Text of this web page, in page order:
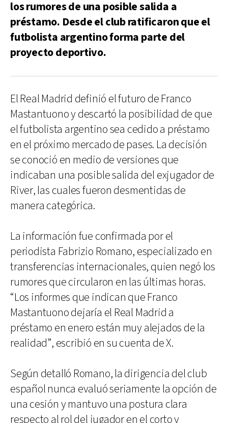
los rumores de una posible salida a
préstamo. Desde el club ratificaron que el
futbolista argentino forma parte del
proyecto deportivo.
El Real Madrid definió el futuro de Franco
Mastantuono y descartó la posibilidad de que
el futbolista argentino sea cedido a préstamo
en el próximo mercado de pases. La decisión
se conoció en medio de versiones que
indicaban una posible salida del exjugador de
River, las cuales fueron desmentidas de
manera categórica.
La información fue confirmada por el
periodista Fabrizio Romano, especializado en
transferencias internacionales, quien negó los
rumores que circularon en las últimas horas.
“Los informes que indican que Franco
Mastantuono dejaría el Real Madrid a
préstamo en enero están muy alejados de la
realidad”, escribió en su cuenta de X.
Según detalló Romano, la dirigencia del club
español nunca evaluó seriamente la opción de
una cesión y mantuvo una postura clara
respecto al rol del jugador en el corto y